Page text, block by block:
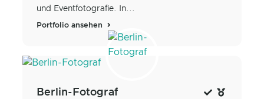
und Eventfotografie. In...
Portfolio ansehen
Berlin-Fotograf